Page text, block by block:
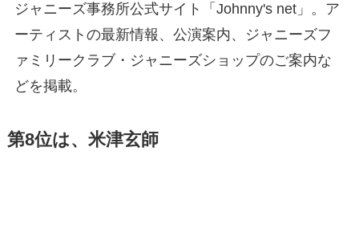
ジャニーズ事務所公式サイト「Johnny's net」。ア
ーティストの最新情報、公演案内、ジャニーズフ
ァミリークラブ・ジャニーズショップのご案内な
どを掲載。
第8位は、米津玄師